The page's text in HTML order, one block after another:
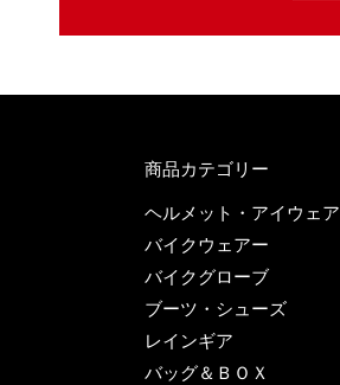
商品カテゴリー
ヘルメット・アイウェア
バイクウェアー
バイクグローブ
ブーツ・シューズ
レインギア
バッグ＆ＢＯＸ